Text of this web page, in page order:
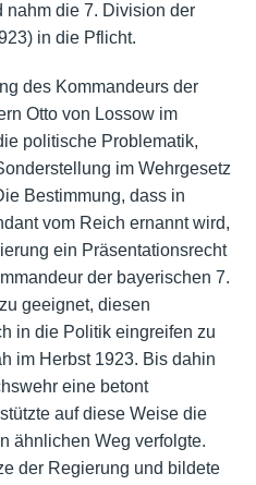
nahm die 7. Division der
in die Pflicht.
des Kommandeurs der
Otto von Lossow im
politische Problematik,
im Wehrgesetz
Bestimmung, dass in
vom Reich ernannt wird,
ein Präsentationsrecht
der bayerischen 7.
geeignet, diesen
in die Politik eingreifen zu
im Herbst 1923. Bis dahin
eine betont
auf diese Weise die
ähnlichen Weg verfolgte.
der Regierung und bildete